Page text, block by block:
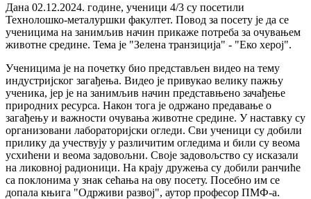
Дана 02.12.2024. године, ученици 4/3 су посетили
Технолошко-металуршки факултет. Повод за посету је да се
ученицима на занимљив начин прикаже потреба за очувањем
животне средине. Тема је "Зелена транзиција" - "Еко херој".
Ученицима је на почетку био представљен видео на тему
индустријског загађења. Видео је привукао велику пажњу
ученика, јер је на занимљив начин представњено зачађење
природних ресурса. Након тога је одржано предавање о
загађењу и важности очувања животне средине. У наставку су
организовани лабораторијски огледи. Сви ученици су добили
прилику да учествују у различитим огледима и били су веома
усхићени и веома задовољни. Своје задовољство су исказали
на ликовној радионици. На крају дружења су добили ранчиће
са поклонима у знак сећања на ову посету. Посебно им се
допала књига "Одрживи развој", аутор професор ПМФ-а.